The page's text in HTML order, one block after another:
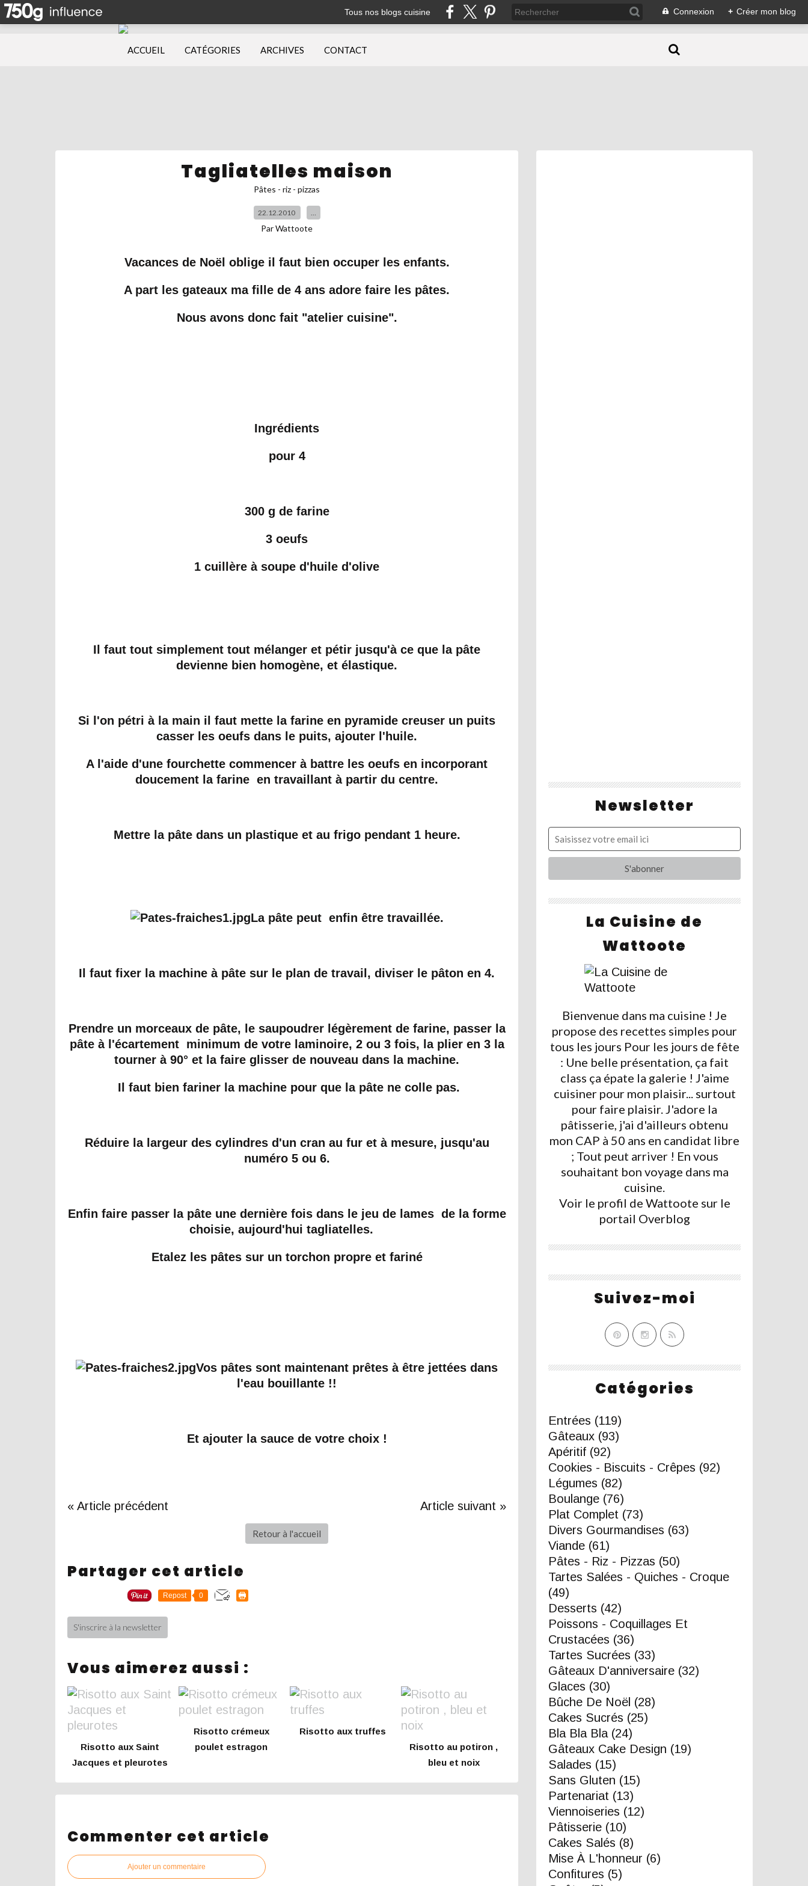
Tous nos blogs cuisine Connexion + Créer mon blog
ACCUEIL CATÉGORIES ARCHIVES CONTACT
Tagliatelles maison
Pâtes - riz - pizzas
22.12.2010 …
Par Wattoote
Vacances de Noël oblige il faut bien occuper les enfants.
A part les gateaux ma fille de 4 ans adore faire les pâtes.
Nous avons donc fait "atelier cuisine".
Ingrédients
pour 4
300 g de farine
3 oeufs
1 cuillère à soupe d'huile d'olive
Il faut tout simplement tout mélanger et pétir jusqu'à ce que la pâte
devienne bien homogène, et élastique.
Si l'on pétri à la main il faut mette la farine en pyramide creuser un puits
casser les oeufs dans le puits, ajouter l'huile.
A l'aide d'une fourchette commencer à battre les oeufs en incorporant
doucement la farine en travaillant à partir du centre.
Mettre la pâte dans un plastique et au frigo pendant 1 heure.
La pâte peut enfin être travaillée.
Il faut fixer la machine à pâte sur le plan de travail, diviser le pâton en 4.
Prendre un morceaux de pâte, le saupoudrer légèrement de farine, passer la
pâte à l'écartement minimum de votre laminoire, 2 ou 3 fois, la plier en 3 la
tourner à 90° et la faire glisser de nouveau dans la machine.
Il faut bien fariner la machine pour que la pâte ne colle pas.
Réduire la largeur des cylindres d'un cran au fur et à mesure, jusqu'au
numéro 5 ou 6.
Enfin faire passer la pâte une dernière fois dans le jeu de lames de la forme
choisie, aujourd'hui tagliatelles.
Etalez les pâtes sur un torchon propre et fariné
Vos pâtes sont maintenant prêtes à être jettées dans
l'eau bouillante !!
Et ajouter la sauce de votre choix !
« Article précédent Article suivant »
Retour à l'accueil
Partager cet article
Repost 0
S'inscrire à la newsletter
Vous aimerez aussi :
Risotto aux Saint
Jacques et pleurotes
Risotto crémeux
poulet estragon
Risotto aux truffes
Risotto au potiron ,
bleu et noix
Commenter cet article
Ajouter un commentaire
Newsletter
Catégories
Entrées (119)
Gâteaux (93)
Apéritif (92)
Cookies - Biscuits - Crêpes (92)
Légumes (82)
Boulange (76)
Plat Complet (73)
Divers Gourmandises (63)
Viande (61)
Pâtes - Riz - Pizzas (50)
Tartes Salées - Quiches - Croque
(49)
Desserts (42)
Poissons - Coquillages Et
Crustacées (36)
Tartes Sucrées (33)
Gâteaux D'anniversaire (32)
Glaces (30)
Bûche De Noël (28)
Cakes Sucrés (25)
Bla Bla Bla(24)
Gâteaux Cake Design (19)
Salades (15)
Sans Gluten (15)
Partenariat (13)
Viennoiseries (12)
Pâtisserie (10)
Cakes Salés (8)
Mise À L'honneur (6)
Confitures (5)
La Cuisine de
Wattoote
Bienvenue dans ma cuisine ! Je
propose des recettes simples pour
tous les jours Pour les jours de fête
: Une belle présentation, ça fait
class ça épate la galerie ! J'aime
cuisiner pour mon plaisir... surtout
pour faire plaisir. J'adore la
pâtisserie, j'ai d'ailleurs obtenu
mon CAP à 50 ans en candidat libre
; Tout peut arriver ! En vous
souhaitant bon voyage dans ma
cuisine.
Voir le profil de Wattoote sur le
portail Overblog
Suivez-moi